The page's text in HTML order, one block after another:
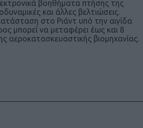
βοηθήματα πτήσης της
και άλλες βελτιώσεις.
στο Ριάντ υπό την αιγίδα
μπορεί να μεταφέρει έως και 8
αεροκατασκευαστικής βιομηχανίας.